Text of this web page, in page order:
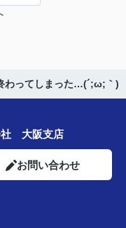
わってしまった…(´;ω;｀)
社 大阪支店
お問い合わせ